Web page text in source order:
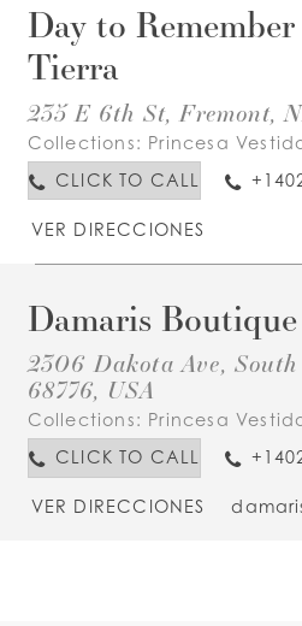
Day to
Tierra
235 E 6th St, Fremont,
Collections: Princesa
CLICK TO CALL
VER DIRECCIONES
Damaris Boutique
2306 Dakota Ave,
68776, USA
Collections: Princesa
CLICK TO CALL
VER DIRECCIONES